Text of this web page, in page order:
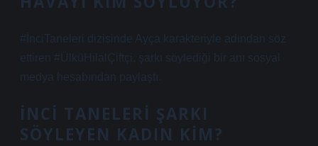
#İnciTaneleri dizisinde Ayça karakteriyle adından söz
ettiren #ÜlküHilalÇiftçi, şarkı söylediği bir anı sosyal
medya hesabından paylaştı.
İNCI TANELERI ŞARKI
SÖYLEYEN KADIN KIM?